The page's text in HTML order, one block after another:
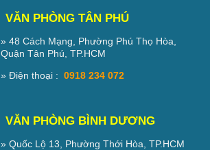
VĂN PHÒNG TÂN PHÚ
» 48 Cách Mạng, Phường Phú Thọ Hòa,
Quận Tân Phú, TP.HCM
» Điện thoại : 0918 234 072
VĂN PHÒNG BÌNH DƯƠNG
» Quốc Lộ 13, Phường Thới Hòa, TP.HCM